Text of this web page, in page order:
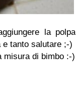
la polpa
tanto salutare ;-)
misura di bimbo :-)